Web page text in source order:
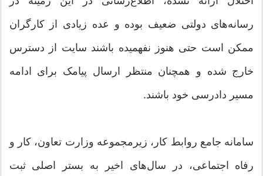
رسانه‌‌های دولتی ضعیف بوده و عده زیادی از کارگران
ممکن است حتی هنوز نفهمیده باشند سایت از دسترس
خارج شده و همچنان منتظر ارسال پیامک برای ادامه
مسیر دادرسی خود باشند.
سامانه جامع روابط کار، زیرمجموعه وزارت تعاون، کار و
رفاه اجتماعی، در سال‌های اخیر به بستر اصلی ثبت